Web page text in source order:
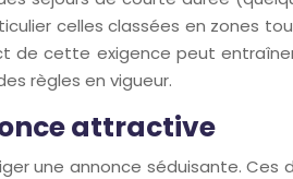
celles classées en zones
de cette exigence peut
règles en vigueur.
attractive
une annonce séduisante.